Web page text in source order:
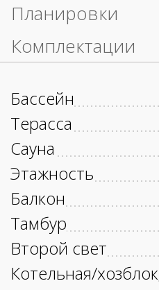
Планировки
Комплектации
Бассейн
Терасса
Сауна
Этажность
Балкон
Тамбур
Второй свет
Котельная/хозблок